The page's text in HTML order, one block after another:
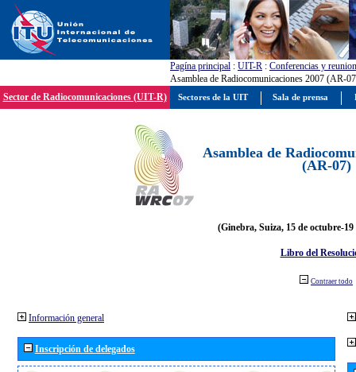
Pagína principal : UIT-R : Conferencias y
Asamblea de Radiocomunicaciones 2007 (AR-
Sector de Radiocomunicaciones (UIT-R)
Asamblea de
(AR-07)
(Ginebra, Suiza, 15 de octubre-19
Libro del
Contraer todo
Información general
Inscripción de delegados
Sectores de la UIT Sala de prensa